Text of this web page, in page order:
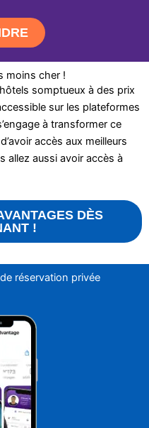
moins cher !
somptueux à des prix
sur les plateformes
à transformer ce
accès aux meilleurs
allez aussi avoir accès à
DÈS
!
réservation privée